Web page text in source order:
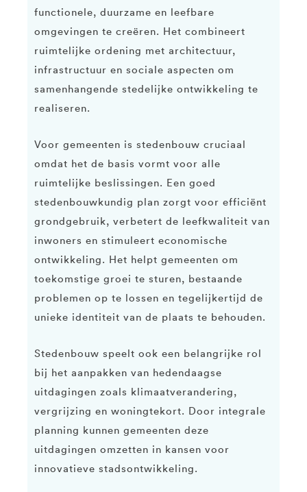
functionele, duurzame en leefbare
omgevingen te creëren. Het combineert
ruimtelijke ordening met architectuur,
infrastructuur en sociale aspecten om
samenhangende stedelijke ontwikkeling te
realiseren.
Voor gemeenten is stedenbouw cruciaal
omdat het de basis vormt voor alle
ruimtelijke beslissingen. Een goed
stedenbouwkundig plan zorgt voor efficiënt
grondgebruik, verbetert de leefkwaliteit van
inwoners en stimuleert economische
ontwikkeling. Het helpt gemeenten om
toekomstige groei te sturen, bestaande
problemen op te lossen en tegelijkertijd de
unieke identiteit van de plaats te behouden.
Stedenbouw speelt ook een belangrijke rol
bij het aanpakken van hedendaagse
uitdagingen zoals klimaatverandering,
vergrijzing en woningtekort. Door integrale
planning kunnen gemeenten deze
uitdagingen omzetten in kansen voor
innovatieve stadsontwikkeling.